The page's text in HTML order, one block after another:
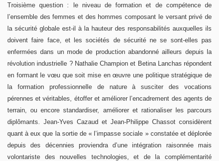
Troisième question : le niveau de formation et de compétence de
l’ensemble des femmes et des hommes composant le versant privé de
la sécurité globale est-il à la hauteur des responsabilités auxquelles ils
doivent faire face, et les sociétés de sécurité ne se sont-elles pas
enfermées dans un mode de production abandonné ailleurs depuis la
révolution industrielle ? Nathalie Champion et Betina Lanchas répondent
en ­­­­­­­­­­formant le vœu que soit mise en œuvre une politique stratégique de
la formation professionnelle de nature à susciter des vocations
pérennes et véritables, étoffer et améliorer l’encadrement des agents de
terrain, ou encore standardiser, améliorer et rationaliser les parcours
diplômants. Jean-Yves Cazaud et Jean-Philippe Chassot considèrent
quant à eux que la sortie de « l’impasse sociale » constatée et déplorée
depuis des décennies proviendra d’une intégration raisonnée mais
volontariste des nouvelles technologies, et de la complémentarité